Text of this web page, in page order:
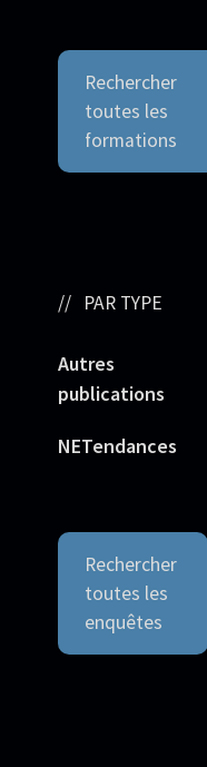
Rechercher
toutes les
formations
PAR TYPE
Autres
publications
NETendances
Rechercher
toutes les
enquêtes